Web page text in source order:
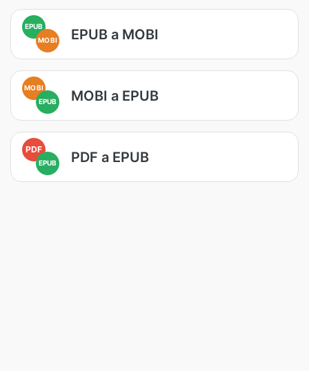
EPUB
MOBI
EPUB a MOBI
MOBI
EPUB
MOBI a EPUB
PDF
EPUB PDF a EPUB